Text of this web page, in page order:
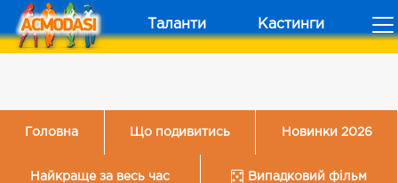
Таланти Кастинги
Головна Що подивитись Новинки 2026
Найкраще за весь час Випадковий фільм